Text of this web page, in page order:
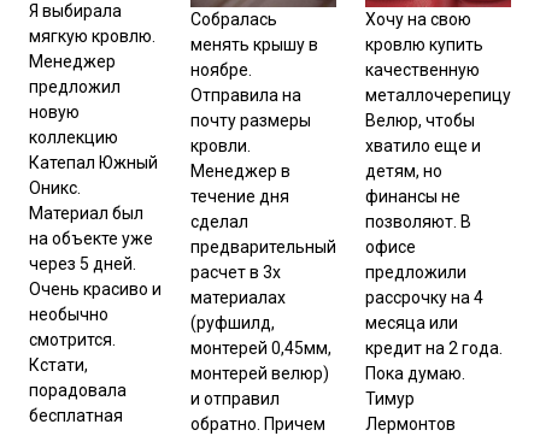
Я выбирала
мягкую кровлю.
Менеджер
предложил
новую
коллекцию
Катепал Южный
Оникс.
Материал был
на объекте уже
через 5 дней.
Очень красиво и
необычно
смотрится.
Кстати,
порадовала
бесплатная
Собралась
менять крышу в
ноябре.
Отправила на
почту размеры
кровли.
Менеджер в
течение дня
сделал
предварительный
расчет в 3х
материалах
(руфшилд,
монтерей 0,45мм,
монтерей велюр)
и отправил
обратно. Причем
Хочу на свою
кровлю купить
качественную
металлочерепицу
Велюр, чтобы
хватило еще и
детям, но
финансы не
позволяют. В
офисе
предложили
рассрочку на 4
месяца или
кредит на 2 года.
Пока думаю.
Тимур
Лермонтов